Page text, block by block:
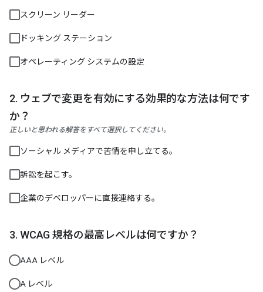
スクリーン リーダー
ドッキング ステーション
オペレーティング システムの設定
ウェブで変更を有効にする効果的な方法は何です
か？
正しいと思われる解答をすべて選択してください。
ソーシャル メディアで苦情を申し立てる。
訴訟を起こす。
企業のデベロッパーに直接連絡する。
WCAG 規格の最高レベルは何ですか？
AAA レベル
A レベル